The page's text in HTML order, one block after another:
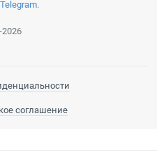
Telegram.
2026
соглашение